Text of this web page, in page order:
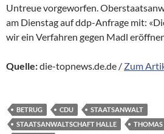
Untreue vorgeworfen.
am Dienstag auf ddp-Anfrage mit:
wir ein Verfahren gegen Madl
Quelle:die-topnews.de.de / Zum
BETRUG CDU
STAATSANWALT
STAATSANWALTSCHAFT HALLE
THOMAS